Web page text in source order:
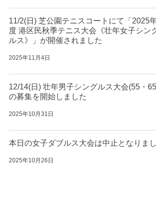
11/2(日) 芝公園テニスコートにて「2025年
度 港区民秋季テニス大会《壮年女子シング
ルス》」が開催されました
2025年11月4日
12/14(日) 壮年男子シングルス大会(55・65)
の募集を開始しました
2025年10月31日
本日の女子ダブルス大会は中止となりまし
2025年10月26日